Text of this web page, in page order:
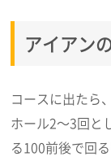
アイアン
コースに出たら
ホール2～3回と
る100前後で回